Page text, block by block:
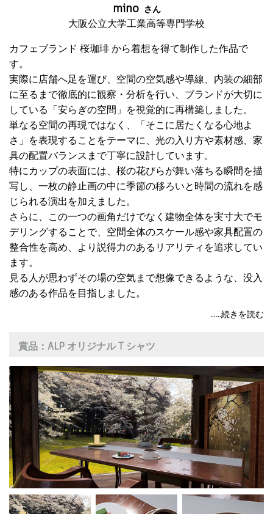
mino さん
大阪公立大学工業高等専門学校
カフェブランド 桜珈琲 から着想を得て制作した作品で
す。
実際に店舗へ足を運び、空間の空気感や導線、内装の細部
に至るまで徹底的に観察・分析を行い、ブランドが大切に
している「安らぎの空間」を視覚的に再構築しました。
単なる空間の再現ではなく、「そこに居たくなる心地よ
さ」を表現することをテーマに、光の入り方や素材感、家
具の配置バランスまで丁寧に設計しています。
特にカップの表面には、桜の花びらが舞い落ちる瞬間を描
写し、一枚の静止画の中に季節の移ろいと時間の流れを感
じられる演出を加えました。
さらに、この一つの画角だけでなく建物全体を実寸大でモ
デリングすることで、空間全体のスケール感や家具配置の
整合性を高め、より説得力のあるリアリティを追求してい
ます。
見る人が思わずその場の空気まで想像できるような、没入
感のある作品を目指しました。
賞品： ALP オリジナル T シャツ